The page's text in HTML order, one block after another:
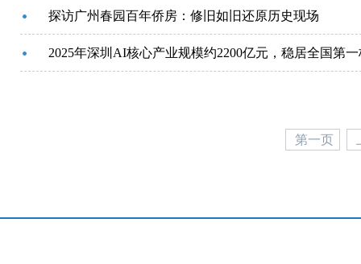
探访广州春园百年侨房：修旧如旧还原历史现场
2025年深圳AI核心产业规模约2200亿元，稳居全国第
第一页